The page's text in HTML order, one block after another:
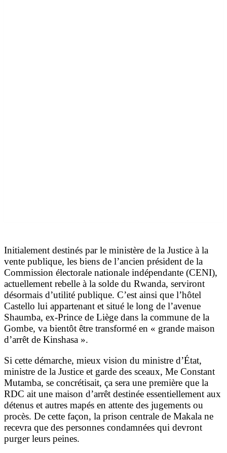
Initialement destinés par le ministère de la Justice à la
vente publique, les biens de l’ancien président de la
Commission électorale nationale indépendante (CENI),
actuellement rebelle à la solde du Rwanda, serviront
désormais d’utilité publique. C’est ainsi que l’hôtel
Castello lui appartenant et situé le long de l’avenue
Shaumba, ex-Prince de Liège dans la commune de la
Gombe, va bientôt être transformé en « grande maison
d’arrêt de Kinshasa ».
Si cette démarche, mieux vision du ministre d’État,
ministre de la Justice et garde des sceaux, Me Constant
Mutamba, se concrétisait, ça sera une première que la
RDC ait une maison d’arrêt destinée essentiellement aux
détenus et autres mapés en attente des jugements ou
procès. De cette façon, la prison centrale de Makala ne
recevra que des personnes condamnées qui devront
purger leurs peines.